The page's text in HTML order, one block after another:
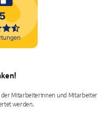
Mitarbeiterinnen und Mitarbeiter
werden.